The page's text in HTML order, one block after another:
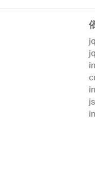
js